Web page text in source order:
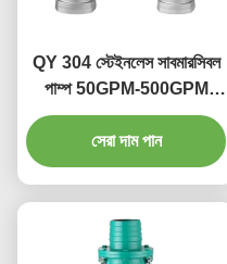
QY 304 স্টেইনলেস সাবমারসিবল
পাম্প 50GPM-500GPM
স্টেইনলেস স্টীল গভীর ওয়েল পাম্প
সেরা দাম পান